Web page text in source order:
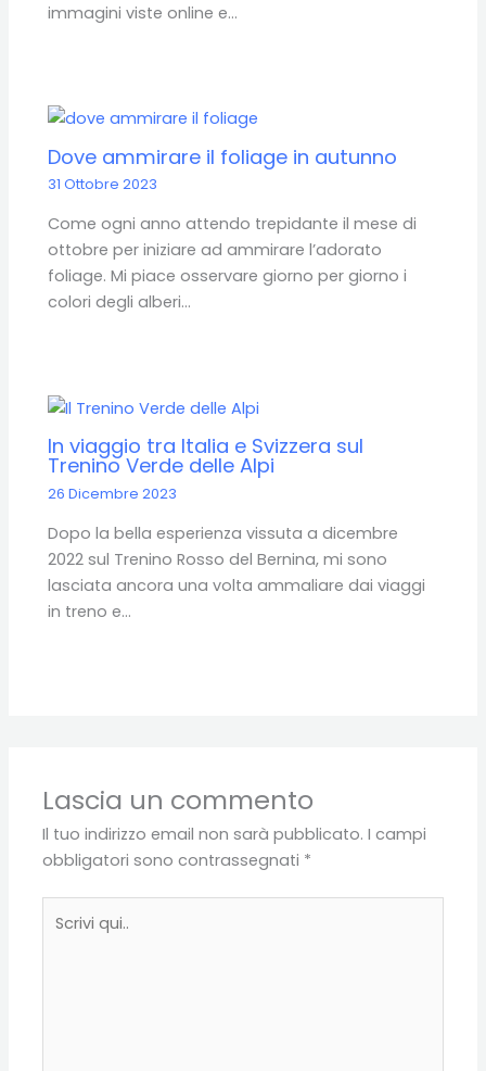
immagini viste online e…
Dove ammirare il foliage in autunno
31 Ottobre 2023
Come ogni anno attendo trepidante il mese di
ottobre per iniziare ad ammirare l’adorato
foliage. Mi piace osservare giorno per giorno i
colori degli alberi…
In viaggio tra Italia e Svizzera sul
Trenino Verde delle Alpi
26 Dicembre 2023
Dopo la bella esperienza vissuta a dicembre
2022 sul Trenino Rosso del Bernina, mi sono
lasciata ancora una volta ammaliare dai viaggi
in treno e…
Lascia un commento
Il tuo indirizzo email non sarà pubblicato. I campi
obbligatori sono contrassegnati *
qui..